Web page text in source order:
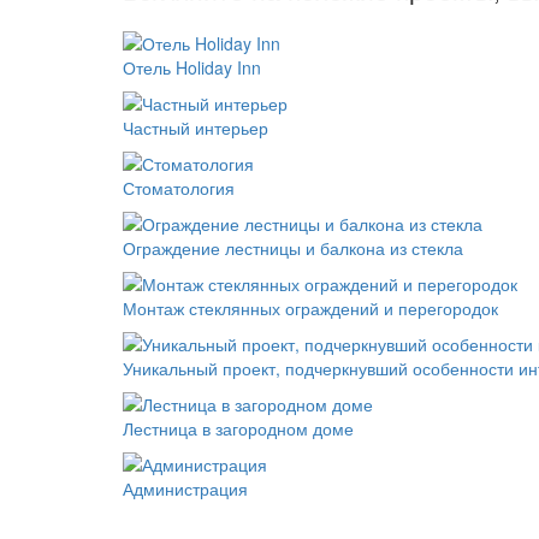
Отель Holiday Inn
Частный интерьер
Стоматология
Ограждение лестницы и балкона из стекла
Монтаж стеклянных ограждений и перегородок
Уникальный проект, подчеркнувший особенности
Лестница в загородном доме
Администрация